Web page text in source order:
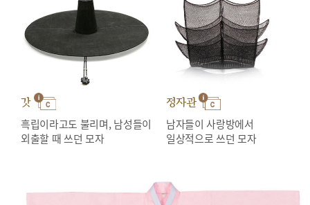
갓
흑립이라고도 불리며, 남성들이
외출할 때 쓰던 모자
정자관
남자들이 사랑방에서
일상적으로 쓰던 모자